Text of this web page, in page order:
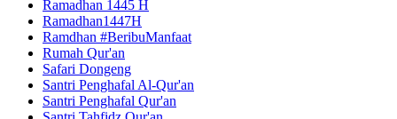
Ramadhan 1445 H
Ramadhan1447H
Ramdhan #BeribuManfaat
Rumah Qur'an
Safari Dongeng
Santri Penghafal Al-Qur'an
Santri Penghafal Qur'an